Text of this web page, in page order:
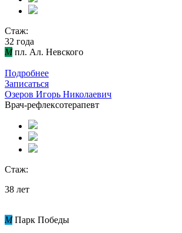
Стаж:
32 года
Mпл. Ал. Невского
Подробнее
Записаться
Озеров Игорь Николаевич
Врач-рефлексотерапевт
Стаж:
38 лет
MПарк Победы